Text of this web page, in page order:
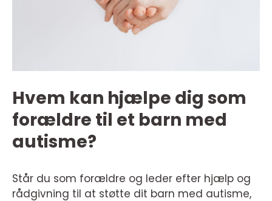
Hvem kan hjælpe dig som
forældre til et barn med
autisme?
Står du som forældre og leder efter hjælp og
rådgivning til at støtte dit barn med autisme,